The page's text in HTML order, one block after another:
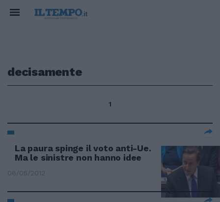
decisamente
1
La paura spinge il voto anti-Ue.
Ma le sinistre non hanno idee
06/05/2012